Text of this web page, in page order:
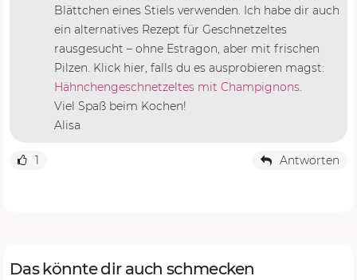
Blättchen eines Stiels verwenden. Ich habe dir auch
ein alternatives Rezept für Geschnetzeltes
rausgesucht – ohne Estragon, aber mit frischen
Pilzen. Klick hier, falls du es ausprobieren magst:
Hähnchengeschnetzeltes mit Champignons.
Viel Spaß beim Kochen!
Alisa
1 Antworten
Das könnte dir auch schmecken